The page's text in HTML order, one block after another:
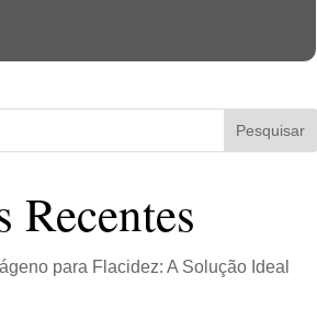
Pesquisar
Recentes
para Flacidez: A Solução Ideal